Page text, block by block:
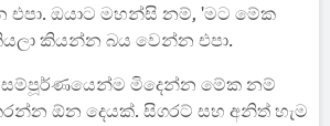
ඔයාට මහන්සි නම්, 'මට මේක
කියන්න බය වෙන්න එපා.
සම්පූර්ණයෙන්ම මිදෙන්න මේක නම්
ඕන දෙයක්. සිගරට් සහ අනිත් හැම